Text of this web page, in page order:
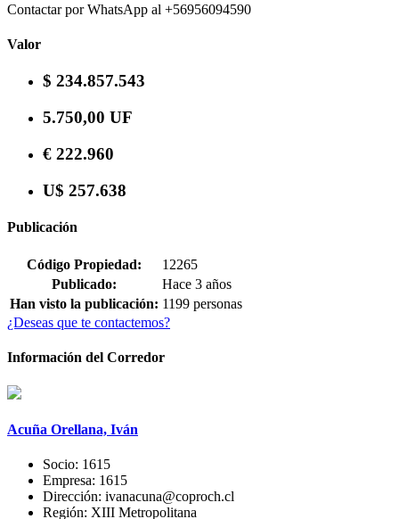
Contactar por WhatsApp al +56956094590
Valor
$ 234.857.543
5.750,00 UF
€ 222.960
U$ 257.638
Publicación
Código Propiedad:
12265
Publicado:
Hace 3 años
Han visto la publicación: 1199 personas
¿Deseas que te contactemos?
Información del Corredor
Acuña Orellana, Iván
Socio: 1615
Empresa: 1615
Dirección: ivanacuna@coproch.cl
Región: XIII Metropolitana